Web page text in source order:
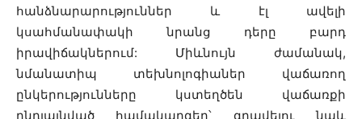
հանձնարարություններ և էլ ավելի
կսահմանափակի նրանց դերը բարդ
իրավիճակներում: Միևնույն ժամանակ,
նմանատիպ տեխնոլոգիաներ վաճառող
ընկերությունները կստեղծեն վաճառքի
ընդլայնված համակարգեր՝ գրավելու նաև